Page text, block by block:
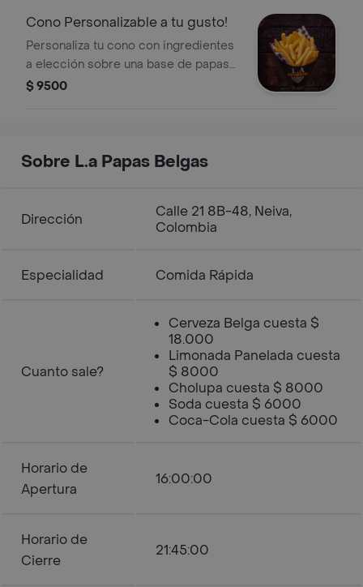
Cono Personalizable a tu gusto!
Personaliza tu cono con ingredientes
a elección sobre una base de papas
fritas.
$ 9500
Sobre L.a Papas Belgas
Dirección
Calle 21 8B-48, Neiva,
Colombia
Especialidad Comida Rápida
Cuanto sale?
Cerveza Belga cuesta $
18.000
Limonada Panelada cuesta
$ 8000
Cholupa cuesta $ 8000
Soda cuesta $ 6000
Coca-Cola cuesta $ 6000
Horario de
Apertura
16:00:00
Horario de
Cierre
21:45:00